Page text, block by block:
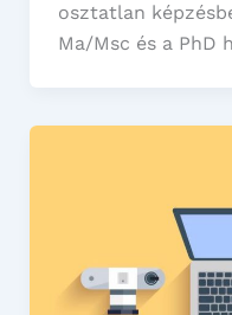
osztatlan
Ma/Msc és a PhD